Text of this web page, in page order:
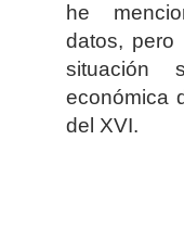
he
datos, pero
situación
económica
del XVI.